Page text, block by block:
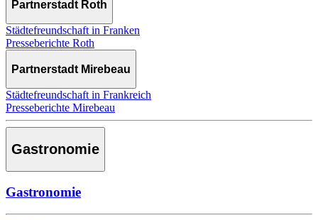
Partnerstadt Roth
Städtefreundschaft in Franken
Presseberichte Roth
Partnerstadt Mirebeau
Städtefreundschaft in Frankreich
Presseberichte Mirebeau
Gastronomie
Gastronomie